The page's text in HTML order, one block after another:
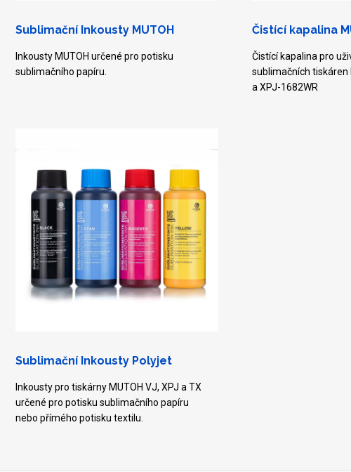
Sublimační Inkousty MUTOH
Inkousty MUTOH určené pro potisku
sublimačního papíru.
Čistící kapalina
Čistící kapalina pro
sublimačních tiskáren
a XPJ-1682WR
Sublimační Inkousty Polyjet
Inkousty pro tiskárny MUTOH VJ, XPJ a TX
určené pro potisku sublimačního papíru
nebo přímého potisku textilu.